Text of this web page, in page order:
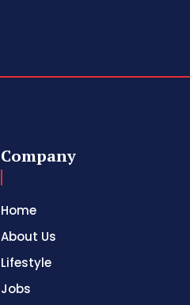
Company
Home
About Us
Lifestyle
Jobs